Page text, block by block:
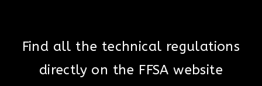
Find all the technical regulations
directly on the FFSA website